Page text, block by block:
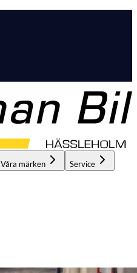
Våra märken Service